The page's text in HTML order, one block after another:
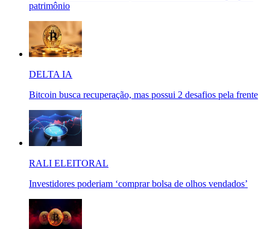
patrimônio
DELTA IA
Bitcoin busca recuperação, mas possui 2 desafios pela frente
RALI ELEITORAL
Investidores poderiam ‘comprar bolsa de olhos vendados’